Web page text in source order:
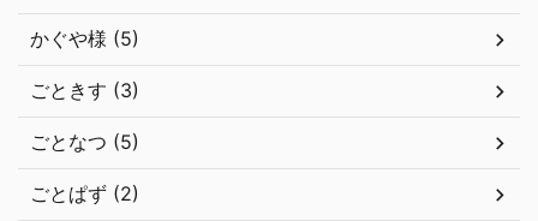
かぐや様 (5)
ごときす (3)
ごとなつ (5)
ごとぱず (2)